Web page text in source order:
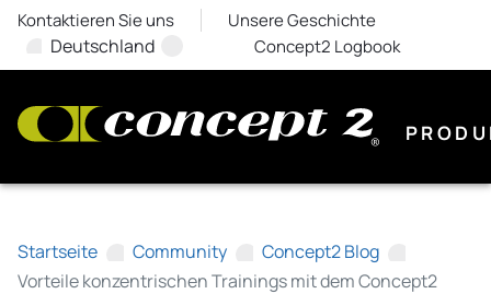
Kontaktieren Sie uns Unsere Geschichte
Deutschland Concept2 Logbook
Startseite Community
Concept2 Blog
Vorteile konzentrischen Trainings mit dem Concept2